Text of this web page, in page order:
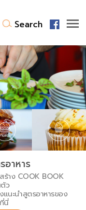
Search
อาหาร
ร้าง COOK BOOK
ว
แนะนำสูตรอาหารของ
นี่